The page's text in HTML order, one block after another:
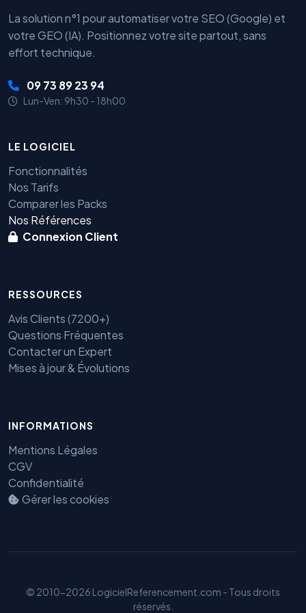
La solution n°1 pour automatiser votre SEO (Google) et
votre GEO (IA). Positionnez votre site partout, sans
effort technique.
09 73 89 23 94
Lun-Ven: 9h30 - 18h00
LE LOGICIEL
Fonctionnalités
Nos Tarifs
Comparer les Packs
Nos Références
Connexion Client
RESSOURCES
Avis Clients (7200+)
Questions Fréquentes
Contacter un Expert
Mises à jour & Évolutions
INFORMATIONS
Mentions Légales
CGV
Confidentialité
Gérer les cookies
© 2010-2026 LogicielReferencement.com - Tous droits
réservés.